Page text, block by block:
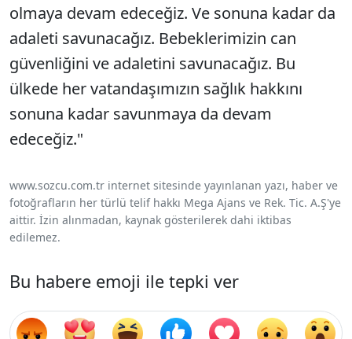
olmaya devam edeceğiz. Ve sonuna kadar da
adaleti savunacağız. Bebeklerimizin can
güvenliğini ve adaletini savunacağız. Bu
ülkede her vatandaşımızın sağlık hakkını
sonuna kadar savunmaya da devam
edeceğiz."
www.sozcu.com.tr internet sitesinde yayınlanan yazı, haber ve
fotoğrafların her türlü telif hakkı Mega Ajans ve Rek. Tic. A.Ş'ye
aittir. İzin alınmadan, kaynak gösterilerek dahi iktibas
edilemez.
Bu habere emoji ile tepki ver